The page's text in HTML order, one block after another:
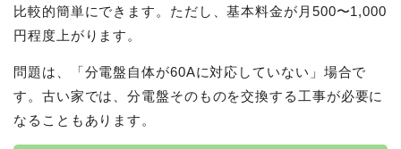
比較的簡単にできます。ただし、基本料金が月500〜1,000
円程度上がります。
問題は、「分電盤自体が60Aに対応していない」場合で
す。古い家では、分電盤そのものを交換する工事が必要に
なることもあります。